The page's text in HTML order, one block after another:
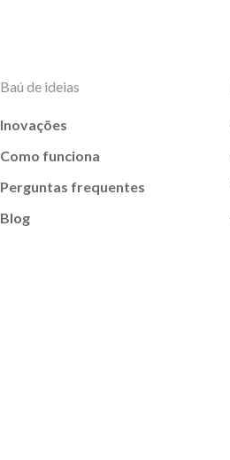
Baú de ideias
Inovações
Como funciona
Perguntas frequentes
Blog